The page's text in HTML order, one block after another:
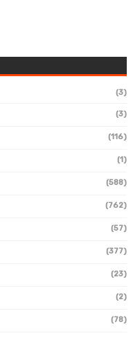
(3)
(3)
(116)
(1)
(588)
(762)
(57)
(377)
(23)
(2)
(78)